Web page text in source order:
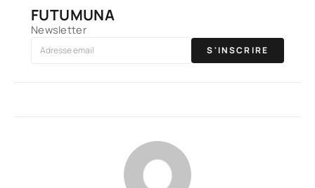
FUTUMUNA
Newsletter
S'INSCRIRE